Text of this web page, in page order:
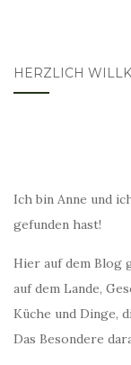
HERZLICH
Ich bin Anne und
gefunden hast!
Hier auf dem Blog
auf dem Lande,
Küche und Dinge,
Das Besondere